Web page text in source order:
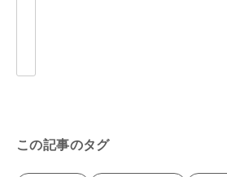
この記事のタグ